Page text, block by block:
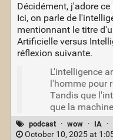
Décidément, j'adore
Ici, on parle de
mentionnant le titre
Artificielle versus
réflexion suivante.
L'intelligence
l'homme pour
Tandis que
que la
podcast · wow · IA ·
October 10, 2025 at